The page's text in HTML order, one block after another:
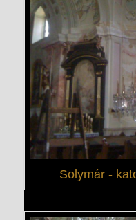
Solymár -